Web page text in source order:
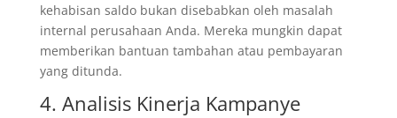
kehabisan saldo bukan disebabkan oleh masalah
internal perusahaan Anda. Mereka mungkin dapat
memberikan bantuan tambahan atau pembayaran
yang ditunda.
4. Analisis Kinerja Kampanye